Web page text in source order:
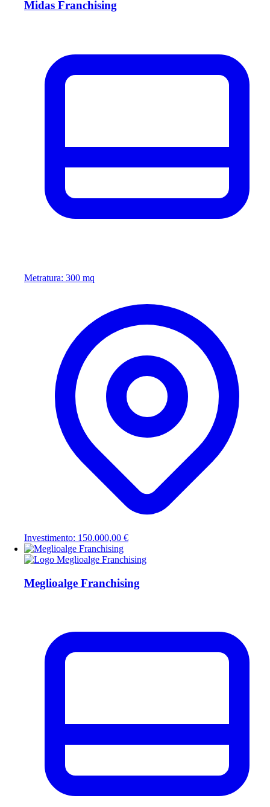
Midas Franchising
Metratura: 300 mq
Investimento: 150.000,00 €
Meglioalge Franchising